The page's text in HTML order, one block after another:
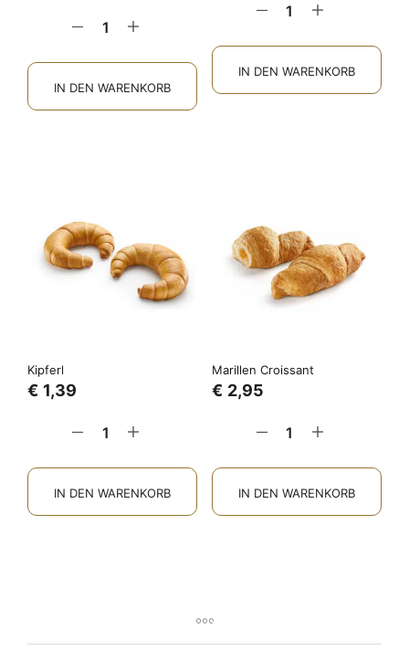
IN DEN WARENKORB
IN DEN WARENKORB
Kipferl
€ 1,39
IN DEN WARENKORB
Marillen Croissant
€ 2,95
IN DEN WARENKORB